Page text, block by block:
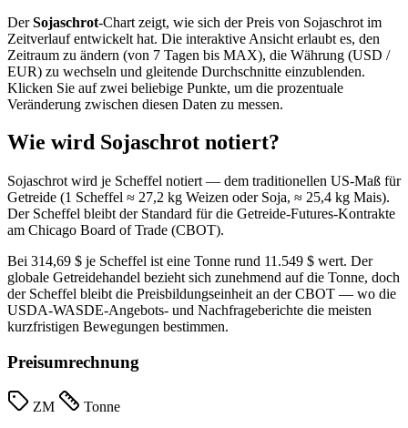
DerSojaschrot-Chart zeigt, wie sich der Preis von Sojaschrot im
Zeitverlauf entwickelt hat. Die interaktive Ansicht erlaubt es, den
Zeitraum zu ändern (von 7 Tagen bis MAX), die Währung (USD /
EUR) zu wechseln und gleitende Durchschnitte einzublenden.
Klicken Sie auf zwei beliebige Punkte, um die prozentuale
Veränderung zwischen diesen Daten zu messen.
Wie wird Sojaschrot notiert?
Sojaschrot wird je Scheffel notiert — dem traditionellen US-Maß für
Getreide (1 Scheffel ≈ 27,2 kg Weizen oder Soja, ≈ 25,4 kg Mais).
Der Scheffel bleibt der Standard für die Getreide-Futures-Kontrakte
am Chicago Board of Trade (CBOT).
Bei 314,69 $ je Scheffel ist eine Tonne rund 11.549 $ wert. Der
globale Getreidehandel bezieht sich zunehmend auf die Tonne, doch
der Scheffel bleibt die Preisbildungseinheit an der CBOT — wo die
USDA-WASDE-Angebots- und Nachfrageberichte die meisten
kurzfristigen Bewegungen bestimmen.
Preisumrechnung
ZM
Tonne